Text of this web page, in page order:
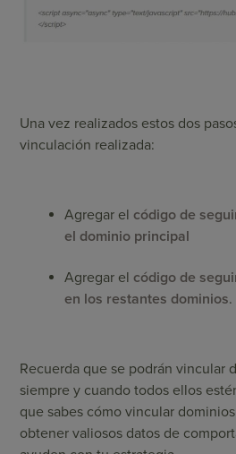
Una vez realizados estos dos
vinculación realizada:
Agregar el código de
el dominio principal
Agregar el código de
en los restantes dominios.
Recuerda que se podrán vincular
siempre y cuando todos ellos
que sabes cómo vincular
obtener valiosos datos de